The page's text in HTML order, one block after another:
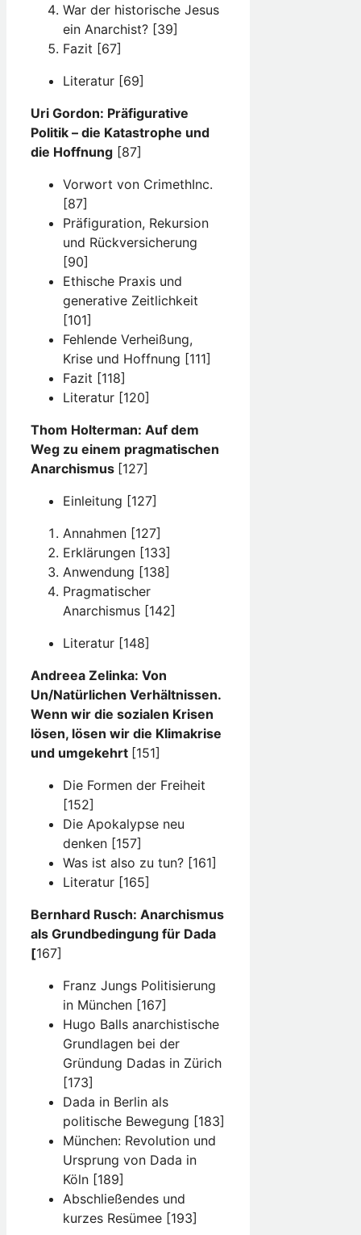
War der historische Jesus
ein Anarchist? [39]
Fazit [67]
Literatur [69]
Uri Gordon: Präfigurative
Politik – die Katastrophe und
die Hoffnung [87]
Vorwort von CrimethInc.
[87]
Präfiguration, Rekursion
und Rückversicherung
[90]
Ethische Praxis und
generative Zeitlichkeit
[101]
Fehlende Verheißung,
Krise und Hoffnung [111]
Fazit [118]
Literatur [120]
Thom Holterman: Auf dem
Weg zu einem pragmatischen
Anarchismus [127]
Einleitung [127]
Annahmen [127]
Erklärungen [133]
Anwendung [138]
Pragmatischer
Anarchismus [142]
Literatur [148]
Andreea Zelinka: Von
Un/Natürlichen Verhältnissen.
Wenn wir die sozialen Krisen
lösen, lösen wir die Klimakrise
und umgekehrt [151]
Die Formen der Freiheit
[152]
Die Apokalypse neu
denken [157]
Was ist also zu tun? [161]
Literatur [165]
Bernhard Rusch: Anarchismus
als Grundbedingung für Dada
[167]
Franz Jungs Politisierung
in München [167]
Hugo Balls anarchistische
Grundlagen bei der
Gründung Dadas in Zürich
[173]
Dada in Berlin als
politische Bewegung [183]
München: Revolution und
Ursprung von Dada in
Köln [189]
Abschließendes und
kurzes Resümee [193]